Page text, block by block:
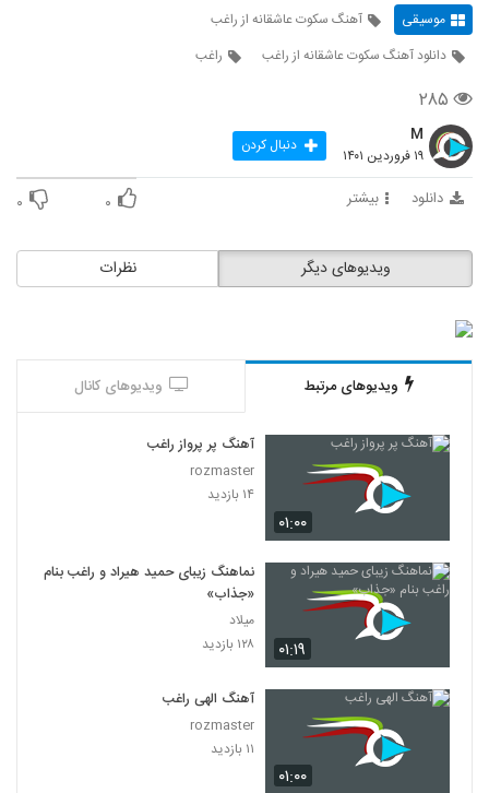
موسیقی
آهنگ سکوت عاشقانه از راغب
دانلود آهنگ سکوت عاشقانه از راغب
راغب
۲۸۵
M
۱۹ فروردین ۱۴۰۱ دنبال کردن
دانلود بیشتر ۰ ۰
نظرات ویدیوهای دیگر
ویدیوهای مرتبط ویدیوهای کانال
۰۱:۰۰
آهنگ پر پرواز راغب
rozmaster
۱۴ بازدید
۰۱:۱۹
نماهنگ زیبای حمید هیراد و راغب بنام
«جذاب»
میلاد
۱۲۸ بازدید
۰۱:۰۰
آهنگ الهی راغب
rozmaster
۱۱ بازدید